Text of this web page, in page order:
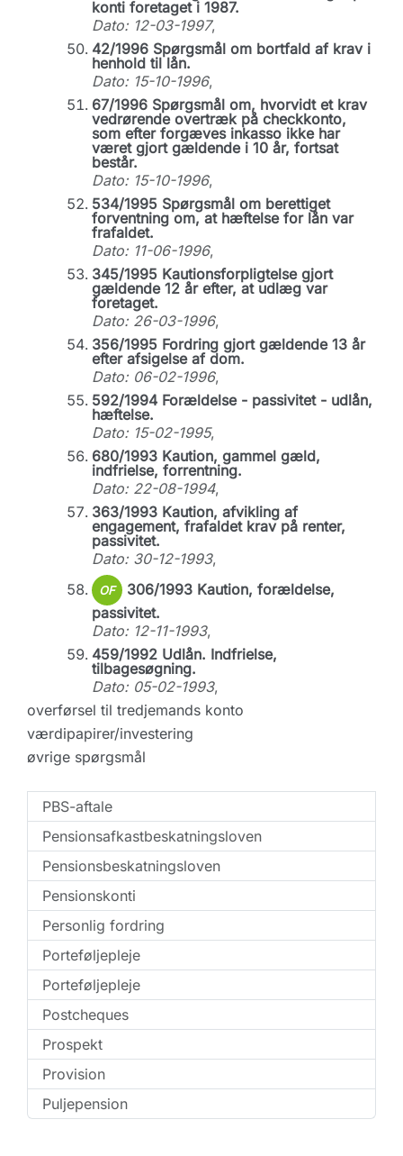
konti foretaget i 1987.
Dato: 12-03-1997,
42/1996 Spørgsmål om bortfald af krav i
henhold til lån.
Dato: 15-10-1996,
67/1996 Spørgsmål om, hvorvidt et krav
vedrørende overtræk på checkkonto,
som efter forgæves inkasso ikke har
været gjort gældende i 10 år, fortsat
består.
Dato: 15-10-1996,
534/1995 Spørgsmål om berettiget
forventning om, at hæftelse for lån var
frafaldet.
Dato: 11-06-1996,
345/1995 Kautionsforpligtelse gjort
gældende 12 år efter, at udlæg var
foretaget.
Dato: 26-03-1996,
356/1995 Fordring gjort gældende 13 år
efter afsigelse af dom.
Dato: 06-02-1996,
592/1994 Forældelse - passivitet - udlån,
hæftelse.
Dato: 15-02-1995,
680/1993 Kaution, gammel gæld,
indfrielse, forrentning.
Dato: 22-08-1994,
363/1993 Kaution, afvikling af
engagement, frafaldet krav på renter,
passivitet.
Dato: 30-12-1993,
OF
306/1993 Kaution, forældelse,
passivitet.
Dato: 12-11-1993,
459/1992 Udlån. Indfrielse,
tilbagesøgning.
Dato: 05-02-1993,
overførsel til tredjemands konto
værdipapirer/investering
øvrige spørgsmål
PBS-aftale
Pensionsafkastbeskatningsloven
Pensionsbeskatningsloven
Pensionskonti
Personlig fordring
Porteføljepleje
Porteføljepleje
Postcheques
Prospekt
Provision
Puljepension